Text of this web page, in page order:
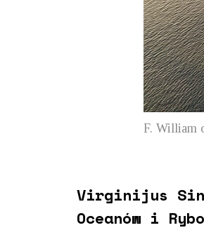
F. William
Virginijus
Oceanów i